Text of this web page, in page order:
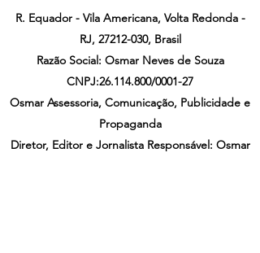
R. Equador - Vila Americana, Volta Redonda -
RJ, 27212-030, Brasil
Razão Social: Osmar Neves de Souza
CNPJ:26.114.800/0001-27
Osmar Assessoria, Comunicação, Publicidade e
Propaganda
Diretor, Editor e Jornalista Responsável: Osmar